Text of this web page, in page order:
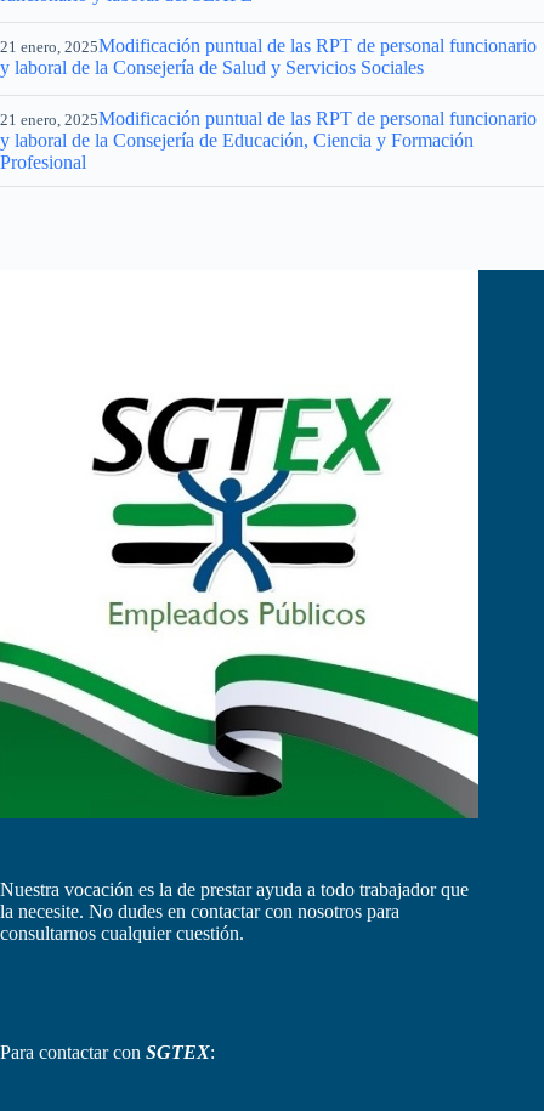
21 enero, 2025Modificación puntual de las RPT de personal funcionario
y laboral de la Consejería de Salud y Servicios Sociales
21 enero, 2025Modificación puntual de las RPT de personal funcionario
y laboral de la Consejería de Educación, Ciencia y Formación
Profesional
Nuestra vocación es la de prestar ayuda a todo trabajador que
la necesite. No dudes en contactar con nosotros para
consultarnos cualquier cuestión.
Para contactar con SGTEX: